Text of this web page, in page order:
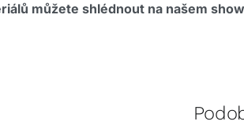
můžete shlédnout na našem